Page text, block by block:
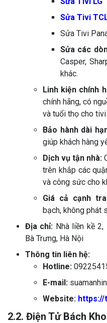
Sửa Tivi
Sửa Tivi
Sửa các
Casper,
khác.
Linh kiện chính
chính hãng, có
và tuổi thọ cho
Bảo hành dài
giúp khách hàng
Dịch vụ tận nhà:
trên khắp các
và công sức cho
Giá cả cạnh
bạch, không phát
Địa chỉ: Nhà liền kề 2,
Bà Trưng, Hà Nội
Thông tin liên hệ:
Hotline:
E-mail:
Website: https://
2.2. Điện Tử Bách